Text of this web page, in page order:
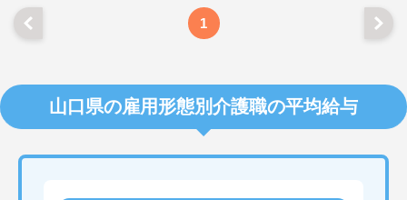
1
山口県の雇用形態別介護職の平均給与